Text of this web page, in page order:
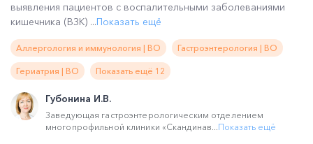
выявления пациентов с воспалительными заболеваниями
кишечника (ВЗК) ...Показать ещё
Аллергология и иммунология | ВО Гастроэнтерология | ВО
Гериатрия | ВО Показать ещё 12
Губонина И.В.
Заведующая гастроэнтерологическим отделением
многопрофильной клиники «Скандинав...Показать ещё